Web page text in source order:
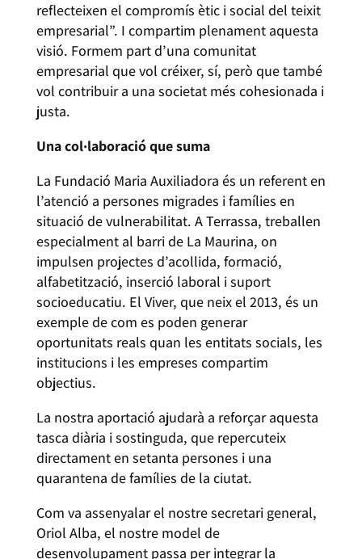
reflecteixen el compromís ètic i social del teixit
empresarial”. I compartim plenament aquesta
visió. Formem part d’una comunitat
empresarial que vol créixer, sí, però que també
vol contribuir a una societat més cohesionada i
justa.
Una col·laboració que suma
La Fundació Maria Auxiliadora és un referent en
l’atenció a persones migrades i famílies en
situació de vulnerabilitat. A Terrassa, treballen
especialment al barri de La Maurina, on
impulsen projectes d’acollida, formació,
alfabetització, inserció laboral i suport
socioeducatiu. El Viver, que neix el 2013, és un
exemple de com es poden generar
oportunitats reals quan les entitats socials, les
institucions i les empreses compartim
objectius.
La nostra aportació ajudarà a reforçar aquesta
tasca diària i sostinguda, que repercuteix
directament en setanta persones i una
quarantena de famílies de la ciutat.
Com va assenyalar el nostre secretari general,
Oriol Alba, el nostre model de
desenvolupament passa per integrar la